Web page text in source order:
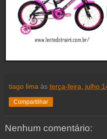
tiago lima às terça-feira, julho
Compartilhar
Nenhum comentário: